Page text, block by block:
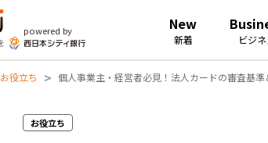
powered by New
新着 ビジネ
お役立ち > 個人事業主・経営者必見！法人カードの審査基
お役立ち